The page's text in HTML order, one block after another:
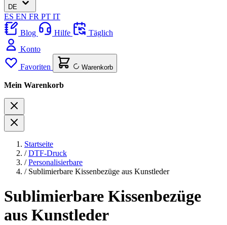
DE
ES EN FR PT IT
Blog
Hilfe
Täglich
Konto
Favoriten Warenkorb
Mein Warenkorb
Startseite
/ DTF-Druck
/ Personalisierbare
/ Sublimierbare Kissenbezüge aus Kunstleder
Sublimierbare Kissenbezüge
aus Kunstleder